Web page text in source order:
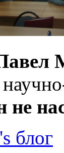
не
блог